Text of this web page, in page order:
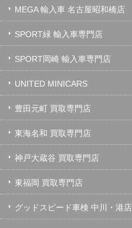
MEGA 輸入車 名古屋昭和橋店
SPORT緑 輸入車専門店
SPORT岡崎 輸入車専門店
UNITED MINICARS
豊田元町 買取専門店
東海名和 買取専門店
神戸大蔵谷 買取専門店
東福岡 買取専門店
グッドスピード車検 中川・港店